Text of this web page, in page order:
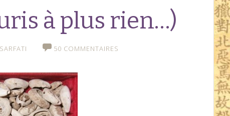
à plus rien…)
50 COMMENTAIRES